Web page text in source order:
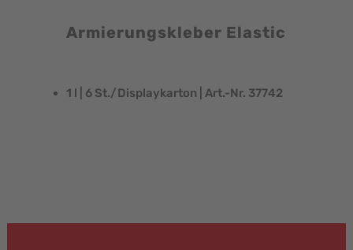
Armierungskleber Elastic
1 l | 6 St./Displaykarton | Art.-Nr. 37742